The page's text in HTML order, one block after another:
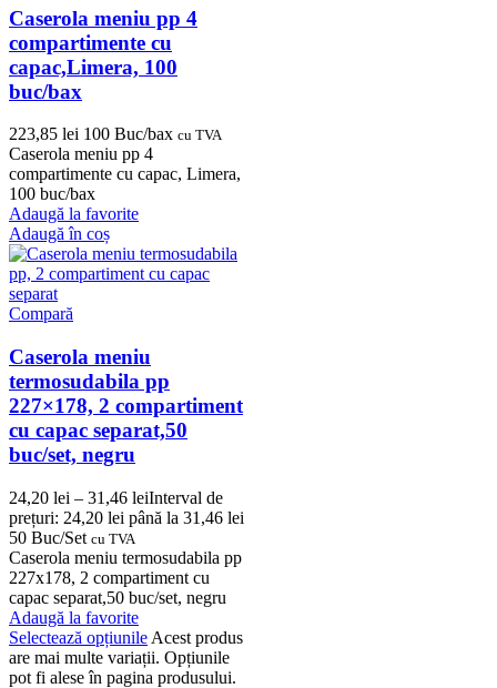
Caserola meniu pp 4
compartimente cu
capac,Limera, 100
buc/bax
223,85 lei 100 Buc/bax cu TVA
Caserola meniu pp 4
compartimente cu capac, Limera,
100 buc/bax
Adaugă la favorite
Adaugă în coș
Compară
Caserola meniu
termosudabila pp
227×178, 2 compartiment
cu capac separat,50
buc/set, negru
24,20 lei – 31,46 leiInterval de
prețuri: 24,20 lei până la 31,46 lei
50 Buc/Set cu TVA
Caserola meniu termosudabila pp
227x178, 2 compartiment cu
capac separat,50 buc/set, negru
Adaugă la favorite
Selectează opțiunile Acest produs
are mai multe variații. Opțiunile
pot fi alese în pagina produsului.